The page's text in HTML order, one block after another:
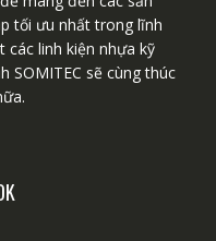
tối ưu nhất trong lĩnh
các linh kiện nhựa kỹ
SOMITEC sẽ cùng thúc